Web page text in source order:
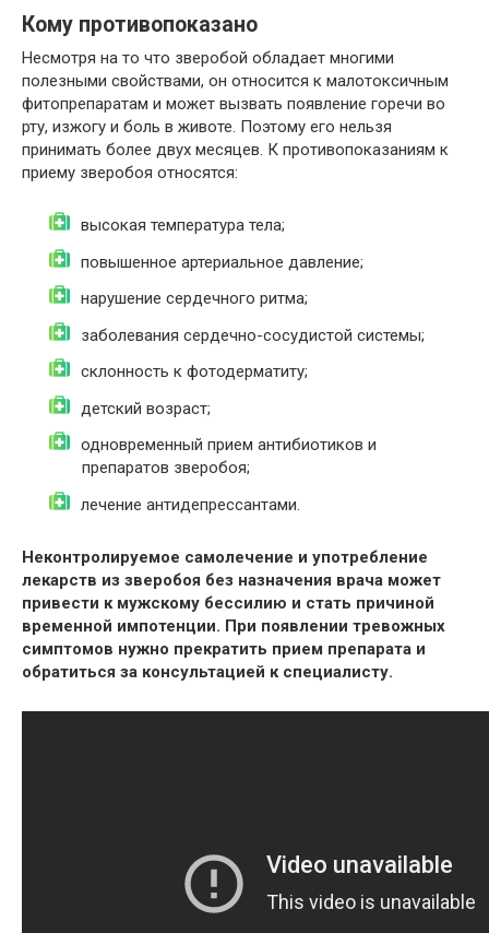
Кому противопоказано
Несмотря на то что зверобой обладает многими
полезными свойствами, он относится к малотоксичным
фитопрепаратам и может вызвать появление горечи во
рту, изжогу и боль в животе. Поэтому его нельзя
принимать более двух месяцев. К противопоказаниям к
приему зверобоя относятся:
высокая температура тела;
повышенное артериальное давление;
нарушение сердечного ритма;
заболевания сердечно-сосудистой системы;
склонность к фотодерматиту;
детский возраст;
одновременный прием антибиотиков и
препаратов зверобоя;
лечение антидепрессантами.
Неконтролируемое самолечение и употребление
лекарств из зверобоя без назначения врача может
привести к мужскому бессилию и стать причиной
временной импотенции. При появлении тревожных
симптомов нужно прекратить прием препарата и
обратиться за консультацией к специалисту.